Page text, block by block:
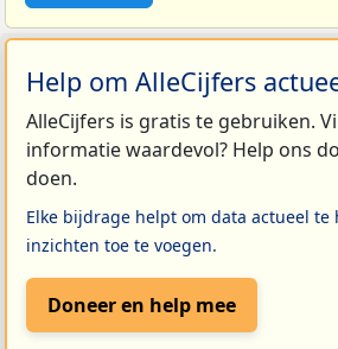
Help om AlleCijfers
AlleCijfers is gratis te gebruiken.
informatie waardevol? Help ons
doen.
Elke bijdrage helpt om data actueel te
inzichten toe te voegen.
Doneer en help mee